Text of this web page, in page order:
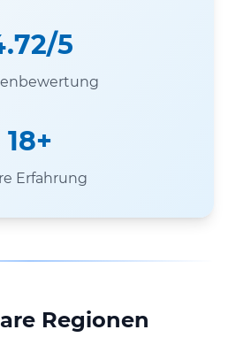
5
18+
Erfahrung
Regionen